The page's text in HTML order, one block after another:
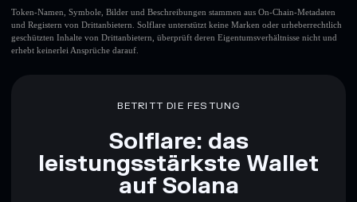
Token-Namen, Symbole, Bilder und Beschreibungen stammen aus On-Chain-Metadaten
und Registern von Drittanbietern. Solflare unterstützt keine Marken oder urheberrechtlich
geschützten Inhalte von Drittanbietern, überprüft deren Eigentumsverhältnisse nicht und
erhebt keinerlei Ansprüche darauf.
BETRITT DIE FESTUNG
Solflare: das
leistungsstärkste Wallet
auf Solana